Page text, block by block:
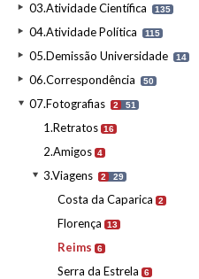
03.Atividade Científica 135
04.Atividade Política 115
05.Demissão Universidade 14
06.Correspondência 50
07.Fotografias 2 51
1.Retratos 16
2.Amigos 4
3.Viagens 2 29
Costa da Caparica 2
Florença 13
Reims 6
Serra da Estrela 6